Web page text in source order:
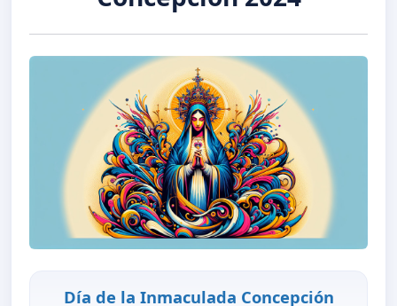
Día de la Inmaculada Concepción